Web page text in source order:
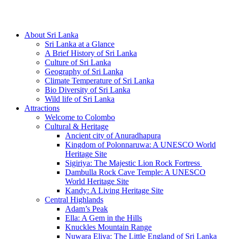
About Sri Lanka
Sri Lanka at a Glance
A Brief History of Sri Lanka
Culture of Sri Lanka
Geography of Sri Lanka
Climate Temperature of Sri Lanka
Bio Diversity of Sri Lanka
Wild life of Sri Lanka
Attractions
Welcome to Colombo
Cultural & Heritage
Ancient city of Anuradhapura
Kingdom of Polonnaruwa: A UNESCO World
Heritage Site
Sigiriya: The Majestic Lion Rock Fortress
Dambulla Rock Cave Temple: A UNESCO
World Heritage Site
Kandy: A Living Heritage Site
Central Highlands
Adam’s Peak
Ella: A Gem in the Hills
Knuckles Mountain Range
Nuwara Eliya: The Little England of Sri Lanka